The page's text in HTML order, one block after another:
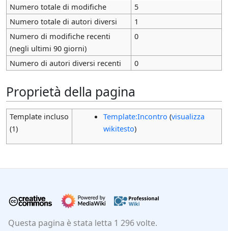
Numero totale di modifiche
5
Numero totale di autori diversi
1
Numero di modifiche recenti
(negli ultimi 90 giorni)
0
Numero di autori diversi recenti 0
Proprietà della pagina
Template incluso
(1)
Template:Incontro (visualizza
wikitesto)
Questa pagina è stata letta 1 296 volte.